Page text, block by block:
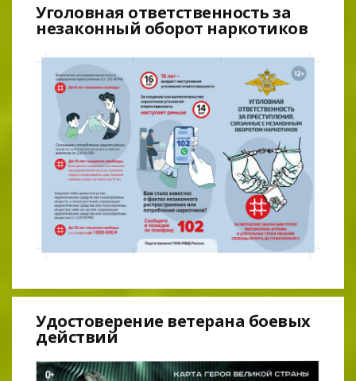
Уголовная ответственность за
незаконный оборот наркотиков
Удостоверение ветерана боевых
действий